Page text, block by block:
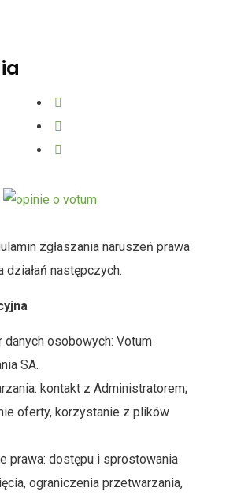
zgłaszania naruszeń prawa
działań następczych.
danych osobowych: Votum
SA.
kontakt z Administratorem;
oferty, korzystanie z plików
prawa: dostępu i sprostowania
ograniczenia przetwarzania,